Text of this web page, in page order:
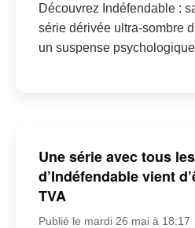
Découvrez Indéfendable :
série dérivée ultra-sombre
un suspense psychologique
Une série avec tous
d’Indéfendable vient
TVA
Publié le mardi 26 mai à 18:17